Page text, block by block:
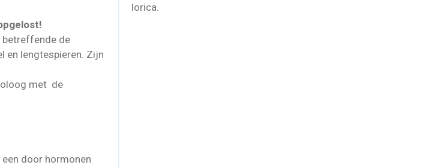
betreffende de
en lengtespieren. Zijn
met de
een door hormonen
lorica.